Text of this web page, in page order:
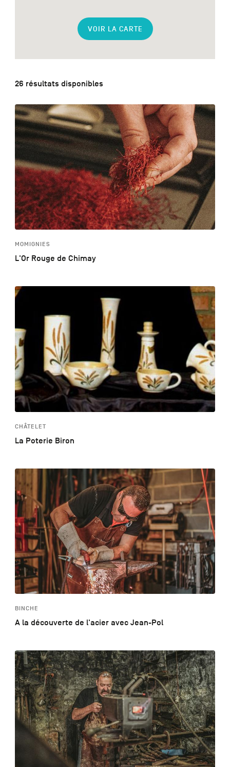
secondaire
26 résultats disponibles
MOMIGNIES
L'Or Rouge de Chimay
CHÂTELET
La Poterie Biron
BINCHE
A la découverte de l'acier avec Jean-Pol
VOIR LA CARTE